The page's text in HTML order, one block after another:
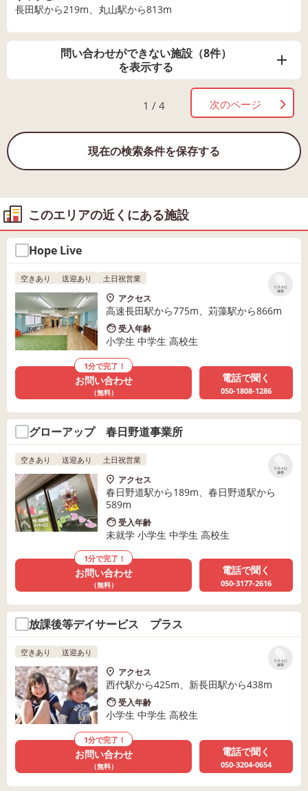
長田駅から219m、丸山駅から813m
問い合わせができない施設（8件）
を表示する
1 / 4 次のページ
現在の検索条件を保存する
このエリアの近くにある施設
Hope Live
リストに
保存
空きあり 送迎あり 土日祝営業
アクセス
高速長田駅から775m、苅藻駅から866m
受入年齢
小学生 中学生 高校生
1分で完了！
お問い合わせ
（無料）
電話で聞く
050-1808-1286
グローアップ 春日野道事業所
リストに
保存
空きあり 送迎あり 土日祝営業
アクセス
春日野道駅から189m、春日野道駅から
589m
受入年齢
未就学 小学生 中学生 高校生
1分で完了！
お問い合わせ
（無料）
電話で聞く
050-3177-2616
放課後等デイサービス プラス
リストに
保存
空きあり 送迎あり
アクセス
西代駅から425m、新長田駅から438m
受入年齢
小学生 中学生 高校生
1分で完了！
お問い合わせ
（無料）
電話で聞く
050-3204-0654